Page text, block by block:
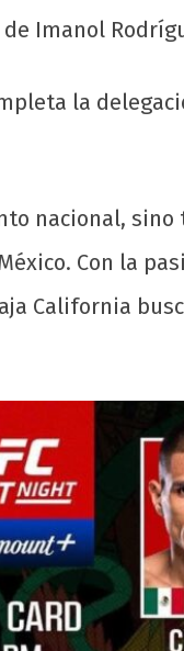
Imanol
la
nacional,
Con la
California